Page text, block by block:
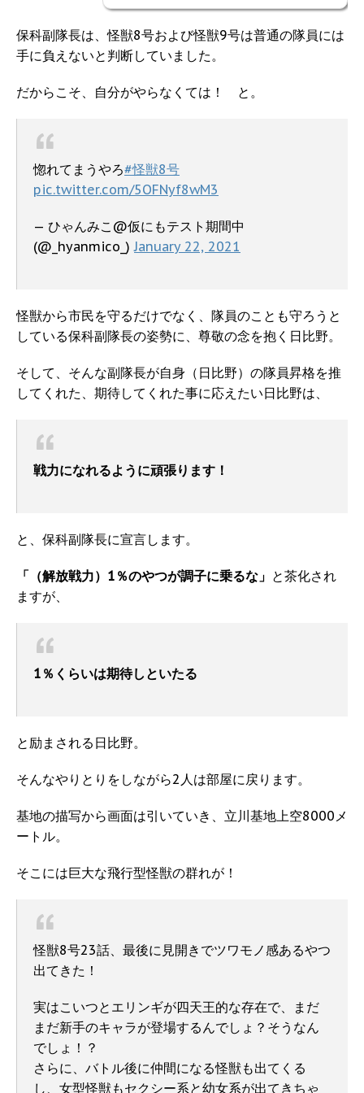
保科副隊長は、怪獣8号および怪獣9号は普通の隊員には
手に負えないと判断していました。
だからこそ、自分がやらなくては！ と。
惚れてまうやろ#怪獣8号
pic.twitter.com/5OFNyf8wM3
— ひゃんみこ@仮にもテスト期間中
(@_hyanmico_)January 22, 2021
怪獣から市民を守るだけでなく、隊員のことも守ろうと
している保科副隊長の姿勢に、尊敬の念を抱く日比野。
そして、そんな副隊長が自身（日比野）の隊員昇格を推
してくれた、期待してくれた事に応えたい日比野は、
戦力になれるように頑張ります！
と、保科副隊長に宣言します。
「（解放戦力）1％のやつが調子に乗るな」 と茶化され
ますが、
1％くらいは期待しといたる
と励まされる日比野。
そんなやりとりをしながら2人は部屋に戻ります。
基地の描写から画面は引いていき、立川基地上空8000メ
ートル。
そこには巨大な飛行型怪獣の群れが！
怪獣8号23話、最後に見開きでツワモノ感あるやつ
出てきた！
実はこいつとエリンギが四天王的な存在で、まだ
まだ新手のキャラが登場するんでしょ？そうなん
でしょ！？
さらに、バトル後に仲間になる怪獣も出てくる
し、女型怪獣もセクシー系と幼女系が出てきちゃ